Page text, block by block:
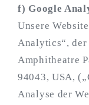
f) Google
Unsere
Analytics“,
Amphitheatre
94043, USA,
Analyse der